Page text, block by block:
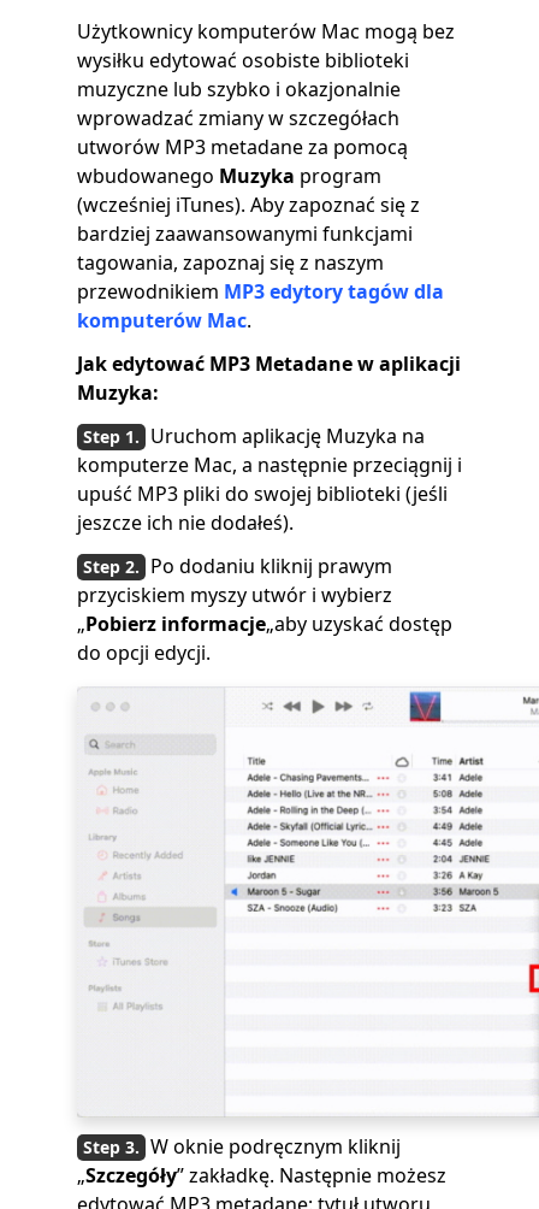
Użytkownicy komputerów Mac mogą bez
wysiłku edytować osobiste biblioteki
muzyczne lub szybko i okazjonalnie
wprowadzać zmiany w szczegółach
utworów MP3 metadane za pomocą
wbudowanego Muzyka program
(wcześniej iTunes). Aby zapoznać się z
bardziej zaawansowanymi funkcjami
tagowania, zapoznaj się z naszym
przewodnikiem MP3 edytory tagów dla
komputerów Mac.
Jak edytować MP3 Metadane w aplikacji
Muzyka:
Uruchom aplikację Muzyka na
komputerze Mac, a następnie przeciągnij i
upuść MP3 pliki do swojej biblioteki (jeśli
jeszcze ich nie dodałeś).
Po dodaniu kliknij prawym
przyciskiem myszy utwór i wybierz
„Pobierz informacje„aby uzyskać dostęp
do opcji edycji.
W oknie podręcznym kliknij
„Szczegóły” zakładkę. Następnie możesz